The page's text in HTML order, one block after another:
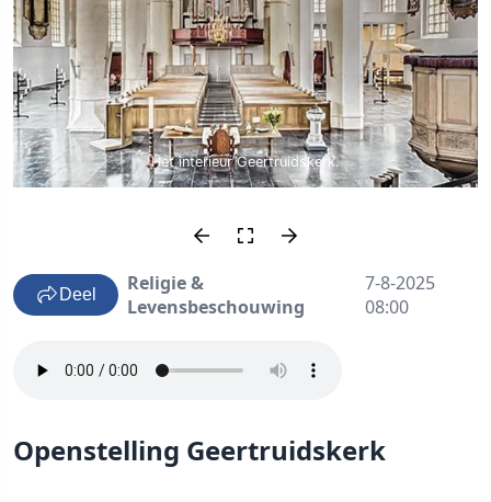
Het interieur Geertruidskerk.
Deel
Religie &
Levensbeschouwing
7-8-2025
08:00
Openstelling Geertruidskerk